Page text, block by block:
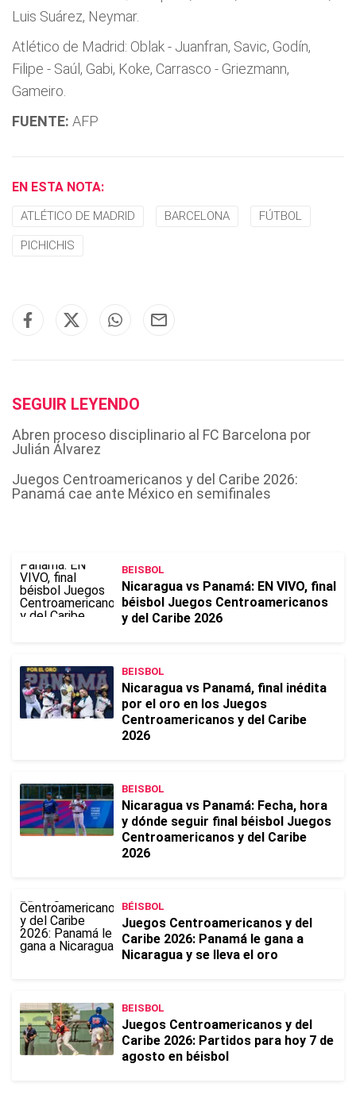
Luis Suárez, Neymar.
Atlético de Madrid: Oblak - Juanfran, Savic, Godín,
Filipe - Saúl, Gabi, Koke, Carrasco - Griezmann,
Gameiro.
FUENTE: AFP
EN ESTA NOTA:
ATLÉTICO DE MADRID BARCELONA FÚTBOL
PICHICHIS
SEGUIR LEYENDO
Abren proceso disciplinario al FC Barcelona por
Julián Álvarez
Juegos Centroamericanos y del Caribe 2026:
Panamá cae ante México en semifinales
BEISBOL
Nicaragua vs Panamá: EN VIVO, final
béisbol Juegos Centroamericanos
y del Caribe 2026
BEISBOL
Nicaragua vs Panamá, final inédita
por el oro en los Juegos
Centroamericanos y del Caribe
2026
BEISBOL
Nicaragua vs Panamá: Fecha, hora
y dónde seguir final béisbol Juegos
Centroamericanos y del Caribe
2026
BÉISBOL
Juegos Centroamericanos y del
Caribe 2026: Panamá le gana a
Nicaragua y se lleva el oro
BEISBOL
Juegos Centroamericanos y del
Caribe 2026: Partidos para hoy 7 de
agosto en béisbol